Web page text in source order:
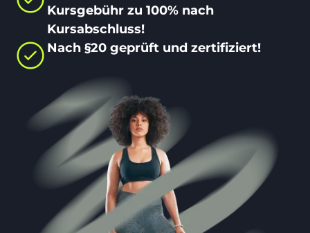
Kursgebühr zu 100% nach
Kursabschluss!
Nach §20 geprüft und zertifiziert!